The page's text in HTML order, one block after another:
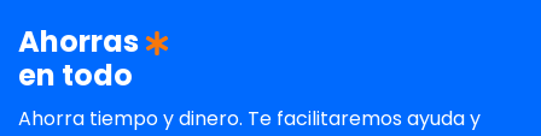
Ahorras
en todo
Ahorra tiempo y dinero. Te facilitaremos ayuda y